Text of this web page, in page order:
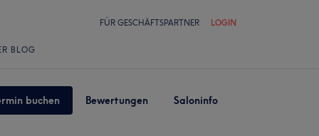
FÜR GESCHÄFTSPARTNER LOGIN
BLOG
buchen Bewertungen Saloninfo